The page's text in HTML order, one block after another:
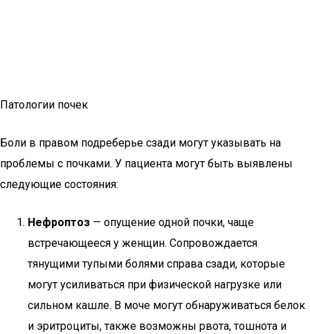
Патологии почек
Боли в правом подреберье сзади могут указывать на
проблемы с почками. У пациента могут быть выявлены
следующие состояния:
Нефроптоз — опущение одной почки, чаще
встречающееся у женщин. Сопровождается
тянущими тупыми болями справа сзади, которые
могут усиливаться при физической нагрузке или
сильном кашле. В моче могут обнаруживаться белок
и эритроциты, также возможны рвота, тошнота и